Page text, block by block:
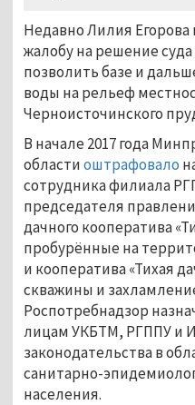
Недавно Лилия
жалобу на решение
позволить базе и
воды на рельеф
Черноисточинского
В начале 2017 года
областиоштрафовало
сотрудника филиала
председателя
дачного кооператива
пробурённые на
и кооператива «Тихая
скважины и
Роспотребнадзор
лицам УКБТМ, РГППУ и
законодательства в
санитарно-
населения.